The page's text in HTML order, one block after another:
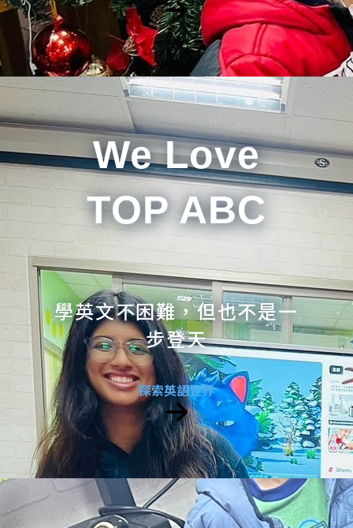
We Love
TOP ABC
學英文不困難，但也不是一
步登天
探索英語世界